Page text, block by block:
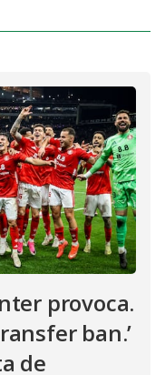
provoca.
ban.’
de